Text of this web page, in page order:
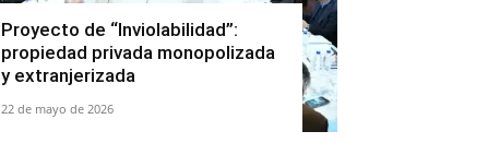
Proyecto de “Inviolabilidad”:
propiedad privada monopolizada
y extranjerizada
22 de mayo de 2026